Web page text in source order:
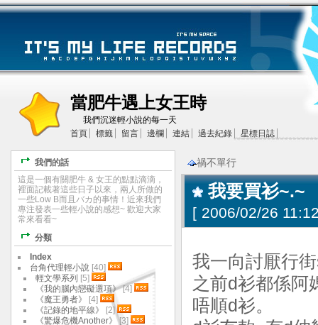
當肥牛遇上女王時
我們沉迷輕小說的每一天
首頁
標籤 留言 邊欄 連結 過去紀錄 星標日誌
禍不單行
我要買衫~.~
[ 2006/02/26
我一向討厭行
之前d衫都係阿
唔順d衫。
我們的話
這是一個有關肥牛 & 女王的點點滴滴，
裡面記載著這些日子以來，兩人所做的
一些Low B而且バカ的事情！近來我們
專注發表一些輕小說的感想~ 歡迎大家
常來看看~
分類
Index
台角代理輕小說 [40]
輕文學系列 [5]
《我的腦內戀礙選項》[4]
《魔王勇者》
[4]
《記錄的地平線》
[2]
《驚爆危機Another》[3]